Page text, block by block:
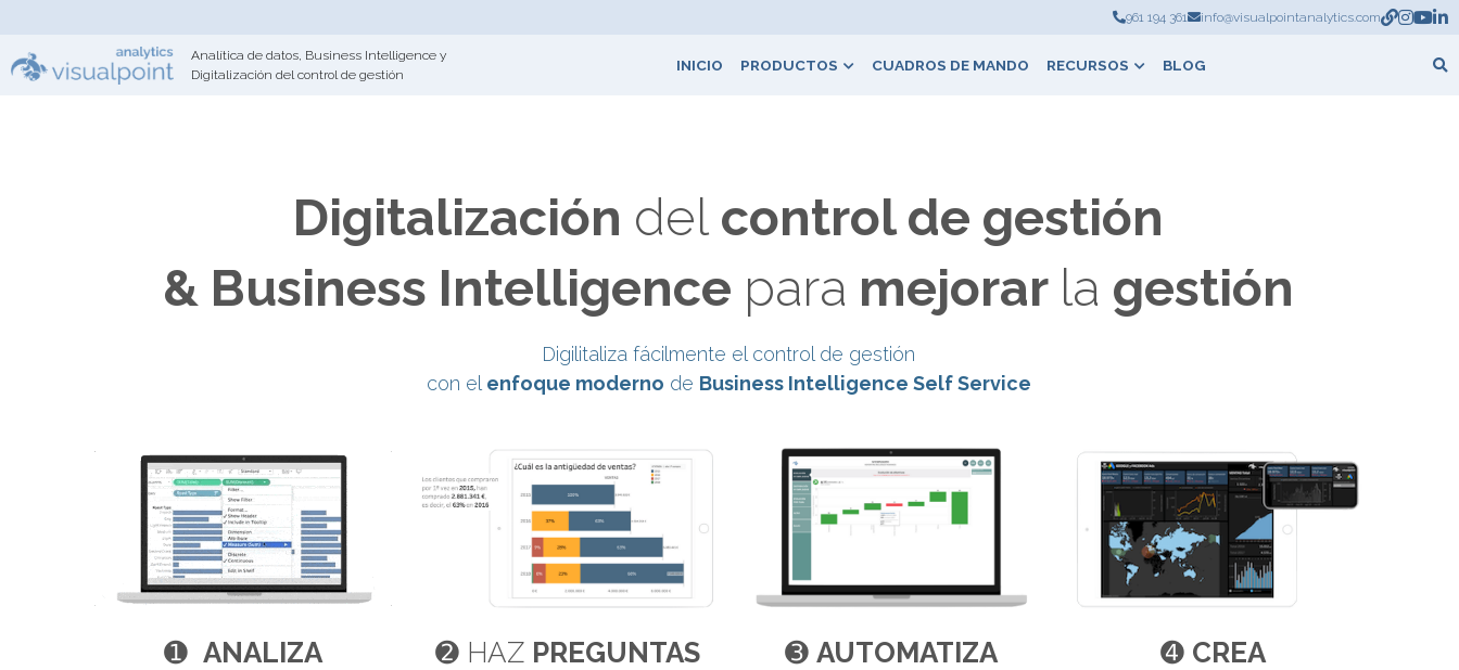
961 194 361 info@visualpointanalytics.com
961 194 361 info@visualpointanalytics.com
Analítica de datos, Business Intelligence y
Digitalización del control de gestión
INICIO PRODUCTOS CUADROS DE MANDO RECURSOS BLOG
Digitalización del control de gestión
& Business Intelligence para mejorar la gestión
Digilitaliza fácilmente el control de gestión
con el enfoque moderno de Business Intelligence Self Service
➊ ANALIZA
➋ HAZ PREGUNTAS
➌ AUTOMATIZA
➍ CREA